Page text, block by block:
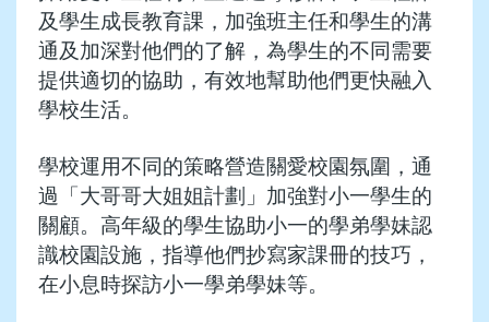
及學生成長教育課，加強班主任和學生的溝
通及加深對他們的了解，為學生的不同需要
提供適切的協助，有效地幫助他們更快融入
學校生活。
學校運用不同的策略營造關愛校園氛圍，通
過「大哥哥大姐姐計劃」加強對小一學生的
關顧。高年級的學生協助小一的學弟學妹認
識校園設施，指導他們抄寫家課冊的技巧，
在小息時探訪小一學弟學妹等。